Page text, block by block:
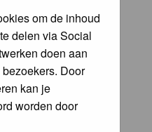
om de inhoud
delen via Social
doen aan
Door
kan je
worden door
visit: